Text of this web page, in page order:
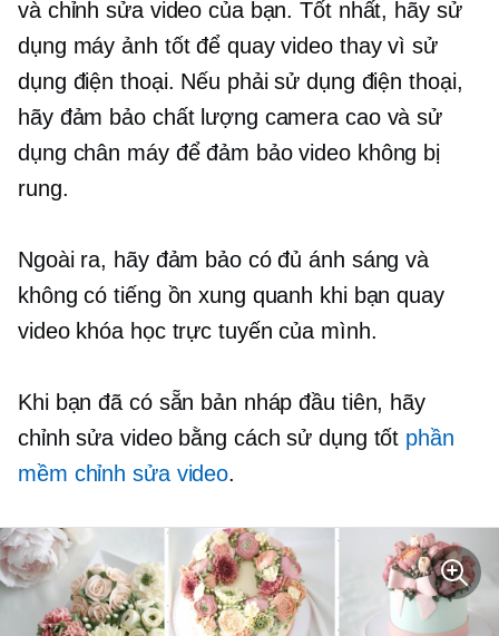
và chỉnh sửa video của bạn. Tốt nhất, hãy sử
dụng máy ảnh tốt để quay video thay vì sử
dụng điện thoại. Nếu phải sử dụng điện thoại,
hãy đảm bảo chất lượng camera cao và sử
dụng chân máy để đảm bảo video không bị
rung.
Ngoài ra, hãy đảm bảo có đủ ánh sáng và
không có tiếng ồn xung quanh khi bạn quay
video khóa học trực tuyến của mình.
Khi bạn đã có sẵn bản nháp đầu tiên, hãy
chỉnh sửa video bằng cách sử dụng tốt phần
mềm chỉnh sửa video.